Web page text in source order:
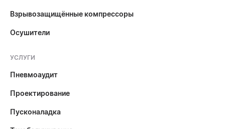
Взрывозащищённые компрессоры
Осушители
УСЛУГИ
Пневмоаудит
Проектирование
Пусконаладка